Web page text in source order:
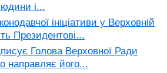
і...
ініціативи у Верховній
Президентові...
Голова Верховної Ради
направляє його...